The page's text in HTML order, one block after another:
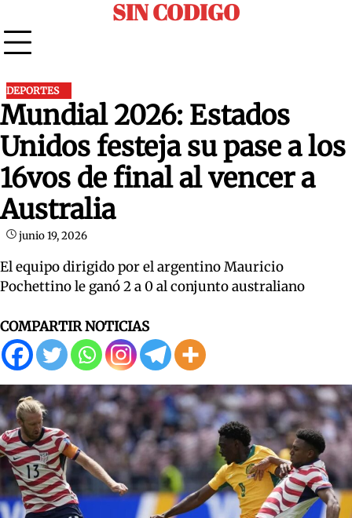
to
content
SIN CODIGO
DEPORTES
Mundial 2026: Estados
Unidos festeja su pase a los
16vos de final al vencer a
Australia
junio 19, 2026
El equipo dirigido por el argentino Mauricio
Pochettino le ganó 2 a 0 al conjunto australiano
COMPARTIR NOTICIAS